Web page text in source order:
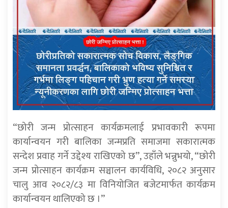
“छोरी जन्म प्रोत्साहन कार्यक्रमलाई प्रभावकारी रूपमा
कार्यान्वयन गरी बालिका जन्मप्रति समाजमा सकारात्मक
सन्देश प्रवाह गर्ने उद्देश्य राखिएको छ”, उहाँले भन्नुभयो, “छोरी
जन्म प्रोत्साहन कार्यक्रम सञ्चालन कार्यविधि, २०८२ अनुसार
चालु आव २०८२/८३ मा विनियोजित बजेटमार्फत कार्यक्रम
कार्यान्वयन थालिएको छ ।”